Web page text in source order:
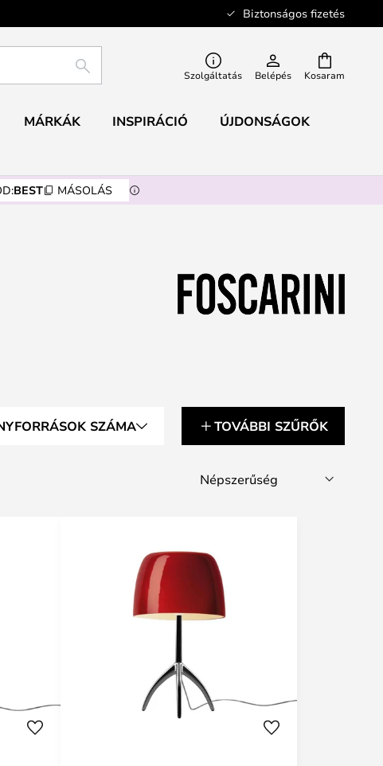
Biztonságos fizetés
Kosaram
KERESÉS Szolgáltatás Belépés
MÁRKÁK INSPIRÁCIÓ ÚJDONSÁGOK
BEST MÁSOLÁS
SZÁMA TOVÁBBI SZŰRŐK